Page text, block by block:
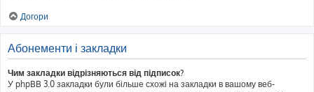
Догори
Абонементи і закладки
Чим закладки відрізняються від підписок?
У phpBB 3.0 закладки були більше схожі на закладки в вашому веб-